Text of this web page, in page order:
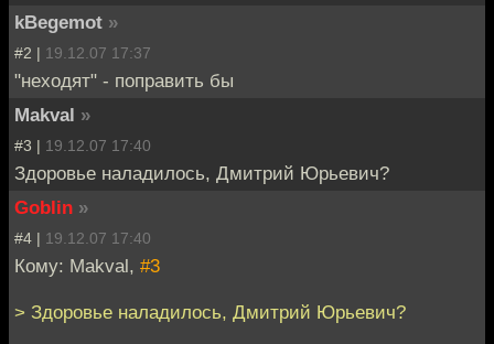
kBegemot »
#2 | 19.12.07 17:37
"неходят" - поправить бы
Makval »
#3 | 19.12.07 17:40
Здоровье наладилось, Дмитрий Юрьевич?
Goblin »
#4 | 19.12.07 17:40
Кому: Makval, #3
> Здоровье наладилось, Дмитрий Юрьевич?